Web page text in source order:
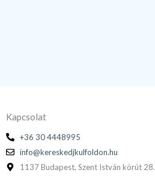
Kapcsolat
+36 30 4448995
info@kereskedjkulfoldon.hu
1137 Budapest, Szent István körút 28.